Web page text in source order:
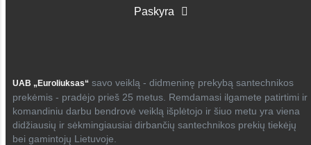
Paskyra
UAB „Euroliuksas“ savo veiklą - didmeninę prekybą santechnikos
prekėmis - pradėjo prieš 25 metus. Remdamasi ilgamete patirtimi ir
komandiniu darbu bendrovė veiklą išplėtojo ir šiuo metu yra viena
didžiausių ir sėkmingiausiai dirbančių santechnikos prekių tiekėjų
bei gamintojų Lietuvoje.